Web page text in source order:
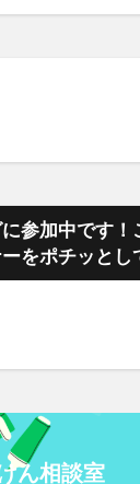
参加中です！
をポチッとし
ん相談室